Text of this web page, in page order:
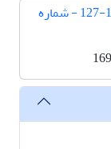
دوره 48، 126-127 - شماره